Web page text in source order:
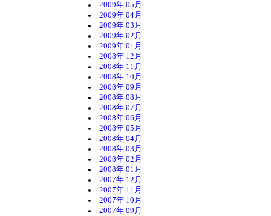
2009年 05月
2009年 04月
2009年 03月
2009年 02月
2009年 01月
2008年 12月
2008年 11月
2008年 10月
2008年 09月
2008年 08月
2008年 07月
2008年 06月
2008年 05月
2008年 04月
2008年 03月
2008年 02月
2008年 01月
2007年 12月
2007年 11月
2007年 10月
2007年 09月